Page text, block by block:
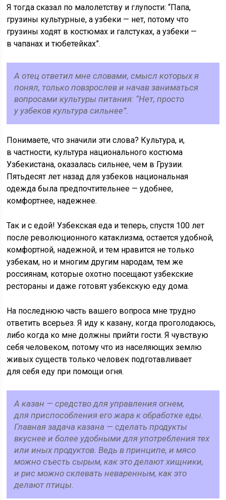
Я тогда сказал по малолетству и глупости: “Папа,
грузины культурные, а узбеки — нет, потому что
грузины ходят в костюмах и галстуках, а узбеки —
в чапанах и тюбетейках”.
А отец ответил мне словами, смысл которых я
понял, только повзрослев и начав заниматься
вопросами культуры питания: “Нет, просто
у узбеков культура сильнее”.
Понимаете, что значили эти слова? Культура, и,
в частности, культура национального костюма
Узбекистана, оказалась сильнее, чем в Грузии.
Пятьдесят лет назад для узбеков национальная
одежда была предпочтительнее — удобнее,
комфортнее, надежнее.
Так и с едой! Узбекская еда и теперь, спустя 100 лет
после революционного катаклизма, остается удобной,
комфортной, надежной, и тем нравится не только
узбекам, но и многим другим народам, тем же
россиянам, которые охотно посещают узбекские
рестораны и даже готовят узбекскую еду дома.
На последнюю часть вашего вопроса мне трудно
ответить всерьез. Я иду к казану, когда проголодаюсь,
либо когда ко мне должны прийти гости. Я чувствую
себя человеком, потому что из населяющих землю
живых существ только человек подготавливает
для себя еду при помощи огня.
А казан — средство для управления огнем,
для приспособления его жара к обработке еды.
Главная задача казана — сделать продукты
вкуснее и более удобными для употребления тех
или иных продуктов. Ведь в принципе, и мясо
можно съесть сырым, как это делают хищники,
и рис можно склевать неваренным, как это
делают птицы.